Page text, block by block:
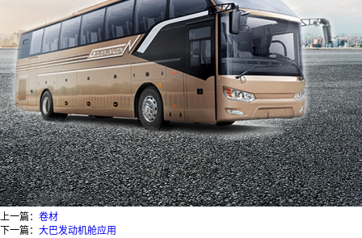
上一篇： 卷材
下一篇： 大巴发动机舱应用